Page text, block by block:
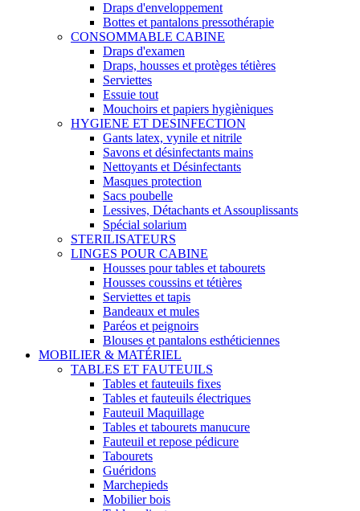
Draps d'enveloppement
Bottes et pantalons pressothérapie
CONSOMMABLE CABINE
Draps d'examen
Draps, housses et protèges tétières
Serviettes
Essuie tout
Mouchoirs et papiers hygièniques
HYGIENE ET DESINFECTION
Gants latex, vynile et nitrile
Savons et désinfectants mains
Nettoyants et Désinfectants
Masques protection
Sacs poubelle
Lessives, Détachants et Assouplissants
Spécial solarium
STERILISATEURS
LINGES POUR CABINE
Housses pour tables et tabourets
Housses coussins et tétières
Serviettes et tapis
Bandeaux et mules
Paréos et peignoirs
Blouses et pantalons esthéticiennes
MOBILIER & MATÉRIEL
TABLES ET FAUTEUILS
Tables et fauteuils fixes
Tables et fauteuils électriques
Fauteuil Maquillage
Tables et tabourets manucure
Fauteuil et repose pédicure
Tabourets
Guéridons
Marchepieds
Mobilier bois